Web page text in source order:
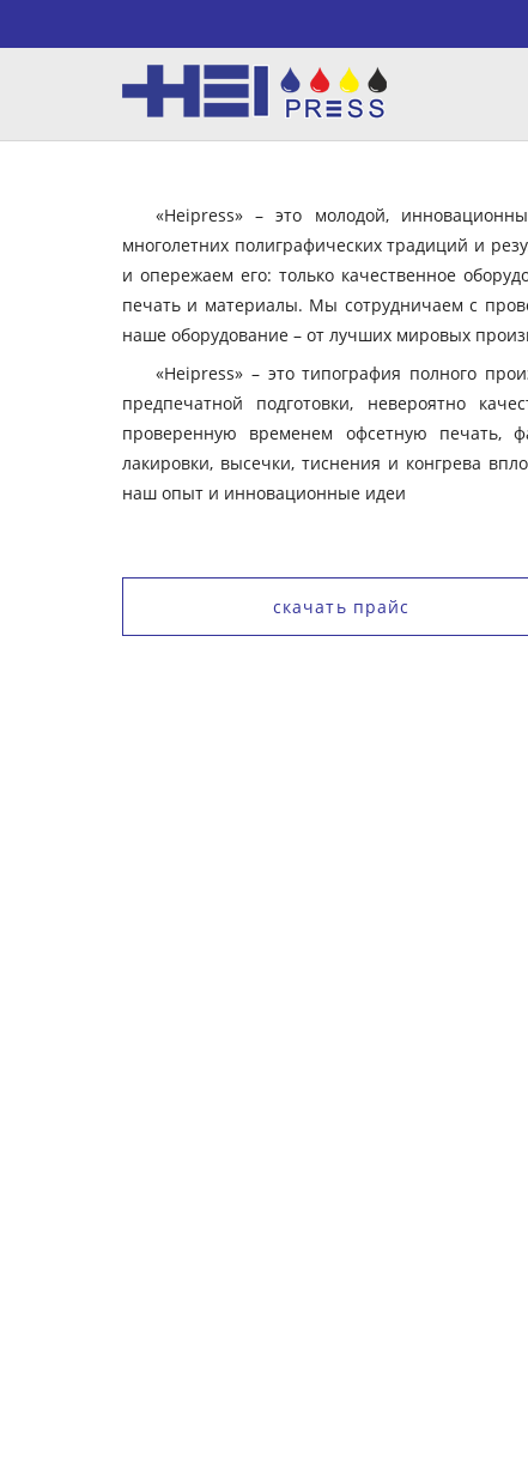
«Heipress» – это молодой,
многолетних полиграфических традиций и
и опережаем его: только качественное
печать и материалы. Мы сотрудничаем с
наше оборудование – от лучших мировых
«Heipress» – это типография полного
предпечатной подготовки, невероятно
проверенную временем офсетную печать,
лакировки, высечки, тиснения и конгрева
наш опыт и инновационные идеи
скачать прайс